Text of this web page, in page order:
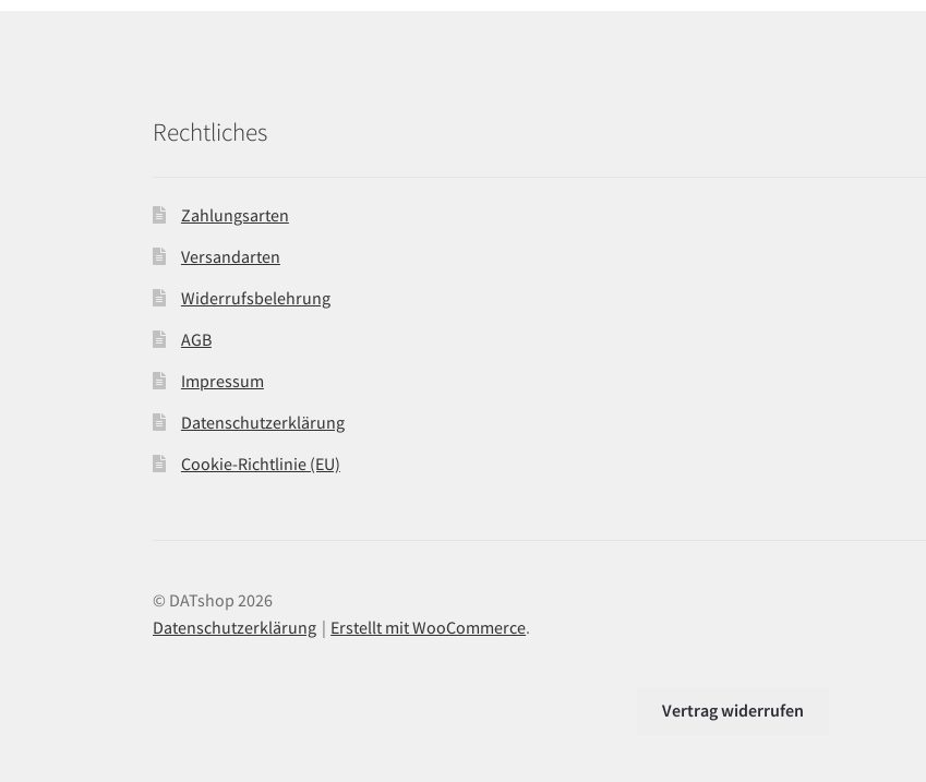
Rechtliches
Zahlungsarten
Versandarten
Widerrufsbelehrung
AGB
Impressum
Datenschutzerklärung
Cookie-Richtlinie (EU)
© DATshop 2026
Datenschutzerklärung
Erstellt mit WooCommerce.
Vertrag widerrufen